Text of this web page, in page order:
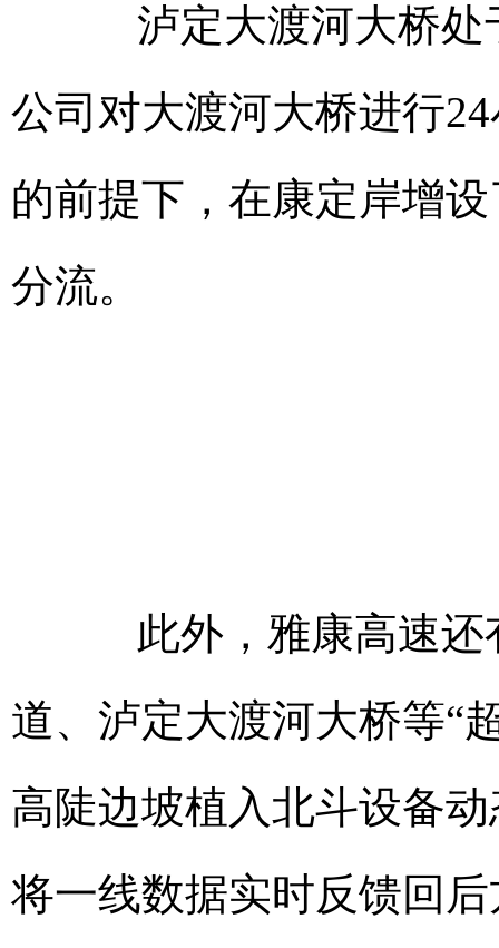
泸定大渡河大桥处
公司对大渡河大桥进行
的前提下，在康定岸增
分流。
此外，雅康高速还
道、泸定大渡河大桥等“
高陡边坡植入北斗设备
将一线数据实时反馈回